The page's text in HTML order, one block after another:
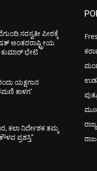
ಸರಸ್ವತೀ ಪೀಠಕ್ಕೆ
ಅಂತರರಾಷ್ಟ್ರೀಯ
ಭೇಟಿ
ಯಕ್ಷಗಾನ
ಕಾಳಗ’
ಕಲಾ ನಿರ್ದೇಶಕ ತಮ್ಮ
ಪ್ರಶಸ್ತಿ”
ರಾಜ್ಯ